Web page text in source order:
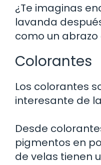
¿Te imaginas
lavanda
como un
Colorantes
Los colorantes
interesante de
Desde
pigmentos en
de velas tienen